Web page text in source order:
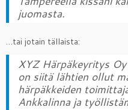
juomasta.
…tai jotain tällaista:
XYZ Härpäkeyritys
on siitä lähtien ollut
härpäkkeiden
Ankkalinna ja